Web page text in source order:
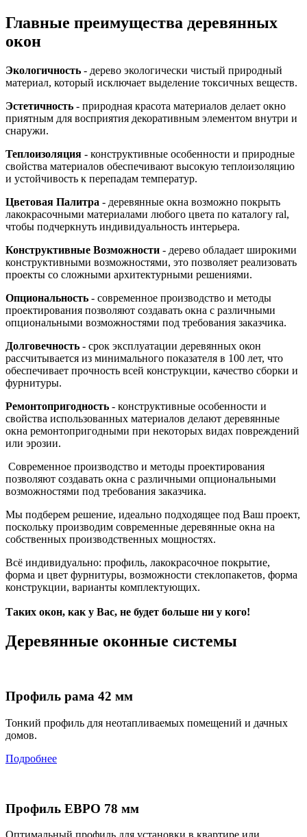
Главные преимущества деревянных
окон
Экологичность - дерево экологически чистый природный
материал, который исключает выделение токсичных веществ.
Эстетичность - природная красота материалов делает окно
приятным для восприятия декоративным элементом внутри и
снаружи.
Теплоизоляция - конструктивные особенности и природные
свойства материалов обеспечивают высокую теплоизоляцию
и устойчивость к перепадам температур.
Цветовая Палитра - деревянные окна возможно покрыть
лакокрасочными материалами любого цвета по каталогу ral,
чтобы подчеркнуть индивидуальность интерьера.
Конструктивные Возможности - дерево обладает широкими
конструктивными возможностями, это позволяет реализовать
проекты со сложными архитектурными решениями.
Опциональность - современное производство и методы
проектирования позволяют создавать окна с различными
опциональными возможностями под требования заказчика.
Долговечность - срок эксплуатации деревянных окон
рассчитывается из минимального показателя в 100 лет, что
обеспечивает прочность всей конструкции, качество сборки и
фурнитуры.
Ремонтопригодность - конструктивные особенности и
свойства использованных материалов делают деревянные
окна ремонтопригодными при некоторых видах повреждений
или эрозии.
Современное производство и методы проектирования
позволяют создавать окна с различными опциональными
возможностями под требования заказчика.
Мы подберем решение, идеально подходящее под Ваш проект,
поскольку производим современные деревянные окна на
собственных производственных мощностях.
Всё индивидуально: профиль, лакокрасочное покрытие,
форма и цвет фурнитуры, возможности стеклопакетов, форма
конструкции, варианты комплектующих.
Таких окон, как у Вас, не будет больше ни у кого!
Деревянные оконные системы
Профиль рама 42 мм
Тонкий профиль для неотапливаемых помещений и дачных
домов.
Подробнее
Профиль ЕВРО 78 мм